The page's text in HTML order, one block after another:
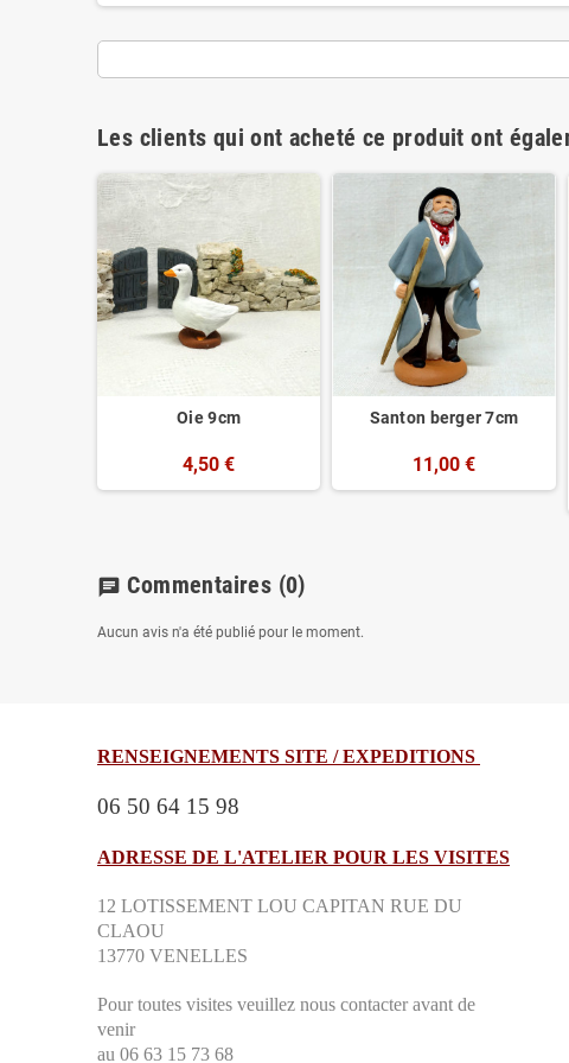
Les clients qui ont acheté ce produit ont
Oie 9cm
4,50 €
Santon berger 7cm
11,00 €
chat Commentaires (0)
Aucun avis n'a été publié pour le moment.
RENSEIGNEMENTS SITE / EXPEDITIONS
06 50 64 15 98
ADRESSE DE L'ATELIER POUR LES VISITES
12 LOTISSEMENT LOU CAPITAN RUE DU
CLAOU
13770 VENELLES
Pour toutes visites veuillez nous contacter avant de
venir
au 06 63 15 73 68